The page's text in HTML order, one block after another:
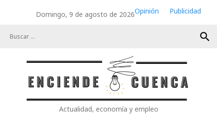
Domingo, 9 de agosto de 2026Opinión
Publicidad
search
Actualidad, economía y empleo